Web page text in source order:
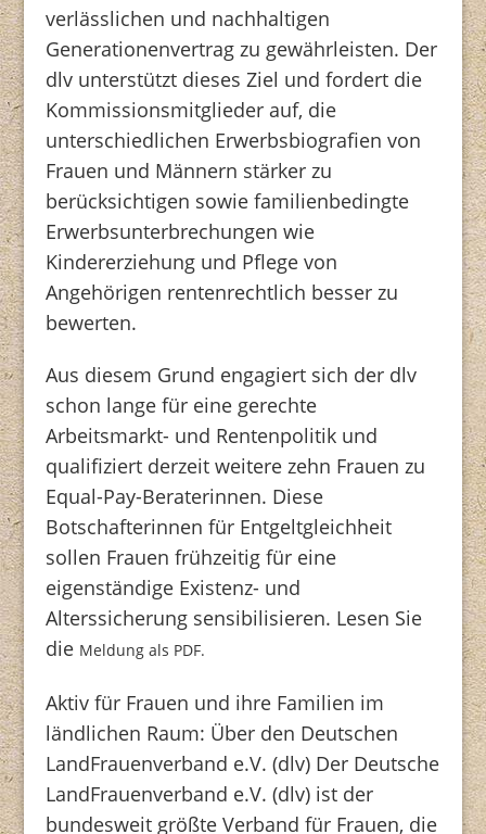
verlässlichen und nachhaltigen
Generationenvertrag zu gewährleisten. Der
dlv unterstützt dieses Ziel und fordert die
Kommissionsmitglieder auf, die
unterschiedlichen Erwerbsbiografien von
Frauen und Männern stärker zu
berücksichtigen sowie familienbedingte
Erwerbsunterbrechungen wie
Kindererziehung und Pflege von
Angehörigen rentenrechtlich besser zu
bewerten.
Aus diesem Grund engagiert sich der dlv
schon lange für eine gerechte
Arbeitsmarkt- und Rentenpolitik und
qualifiziert derzeit weitere zehn Frauen zu
Equal-Pay-Beraterinnen. Diese
Botschafterinnen für Entgeltgleichheit
sollen Frauen frühzeitig für eine
eigenständige Existenz- und
Alterssicherung sensibilisieren. Lesen Sie
die Meldung als PDF.
Aktiv für Frauen und ihre Familien im
ländlichen Raum: Über den Deutschen
LandFrauenverband e.V. (dlv) Der Deutsche
LandFrauenverband e.V. (dlv) ist der
bundesweit größte Verband für Frauen, die